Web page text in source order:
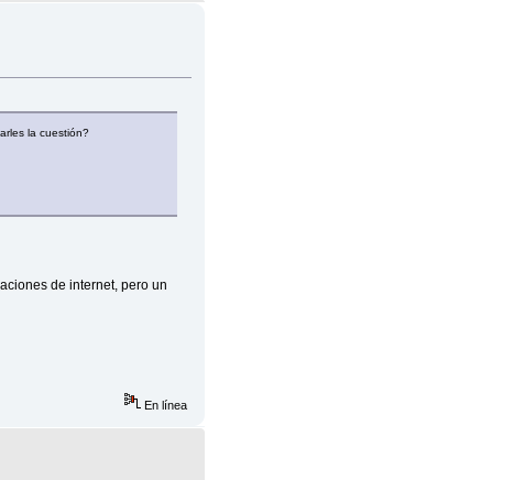
la cuestión?
de internet, pero un
En línea